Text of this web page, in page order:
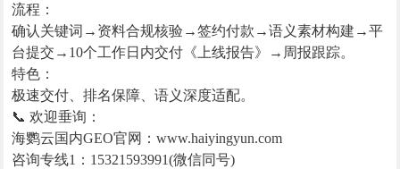
流程：
确认关键词→资料合规核验→签约付款→语义素材构建→平
台提交→10个工作日内交付《上线报告》→周报跟踪。
特色：
极速交付、排名保障、语义深度适配。
📞 欢迎垂询：
海鹦云国内GEO官网：www.haiyingyun.com
咨询专线1：15321593991(微信同号)